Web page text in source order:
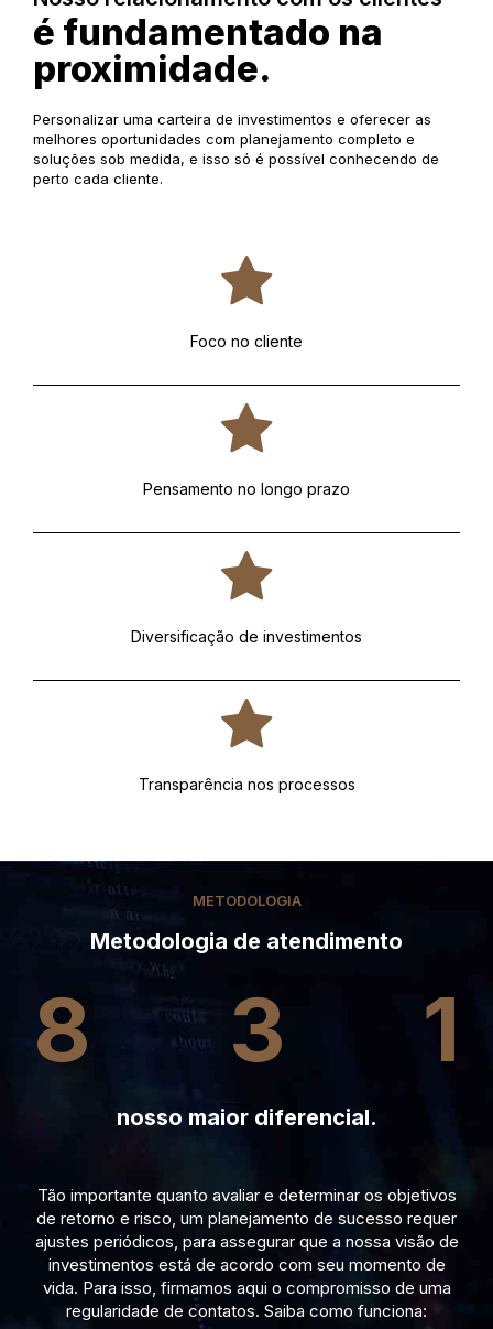
é fundamentado na
proximidade.
Personalizar uma carteira de investimentos e oferecer as
melhores oportunidades com planejamento completo e
soluções sob medida, e isso só é possível conhecendo de
perto cada cliente.
Foco no cliente
Pensamento no longo prazo
Diversificação de investimentos
Transparência nos processos
METODOLOGIA
Metodologia de atendimento
8 3 1
nosso maior diferencial.
Tão importante quanto avaliar e determinar os objetivos
de retorno e risco, um planejamento de sucesso requer
ajustes periódicos, para assegurar que a nossa visão de
investimentos está de acordo com seu momento de
vida. Para isso, firmamos aqui o compromisso de uma
regularidade de contatos. Saiba como funciona: